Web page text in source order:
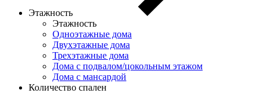
Этажность
Этажность
Одноэтажные дома
Двухэтажные дома
Трехэтажные дома
Дома с подвалом/цокольным этажом
Дома с мансардой
Количество спален